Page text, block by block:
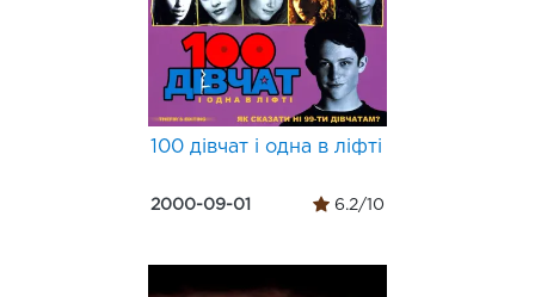
100 дівчат і одна в ліфті
2000-09-01 6.2/10